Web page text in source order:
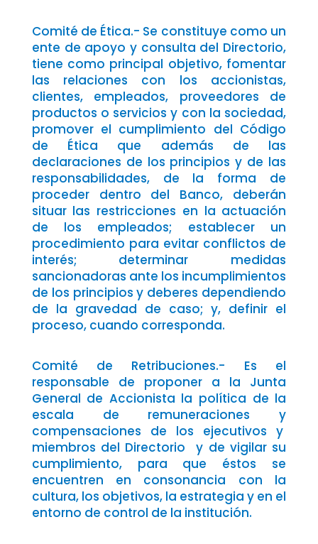
Comité de Ética.- Se constituye como un
ente de apoyo y consulta del Directorio,
tiene como principal objetivo, fomentar
las relaciones con los accionistas,
clientes, empleados, proveedores de
productos o servicios y con la sociedad,
promover el cumplimiento del Código
de Ética que además de las
declaraciones de los principios y de las
responsabilidades, de la forma de
proceder dentro del Banco, deberán
situar las restricciones en la actuación
de los empleados; establecer un
procedimiento para evitar conflictos de
interés; determinar medidas
sancionadoras ante los incumplimientos
de los principios y deberes dependiendo
de la gravedad de caso; y, definir el
proceso, cuando corresponda.
Comité de Retribuciones.- Es el
responsable de proponer a la Junta
General de Accionista la política de la
escala de remuneraciones y
compensaciones de los ejecutivos y
miembros del Directorio y de vigilar su
cumplimiento, para que éstos se
encuentren en consonancia con la
cultura, los objetivos, la estrategia y en el
entorno de control de la institución.